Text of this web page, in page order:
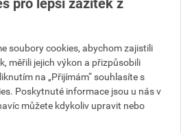
Do košíku
za4 787,07Kč s DPH
Katalogový kód: 546T8
pro lepší zážitek z
soubory cookies, abychom zajistili
měřili jejich výkon a přizpůsobili
na „Přijímám“ souhlasíte s
Poskytnuté informace jsou u nás v
můžete kdykoliv upravit nebo